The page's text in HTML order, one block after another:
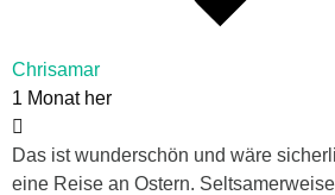
Chrisamar
1 Monat her
Das ist wunderschön und wäre
eine Reise an Ostern.